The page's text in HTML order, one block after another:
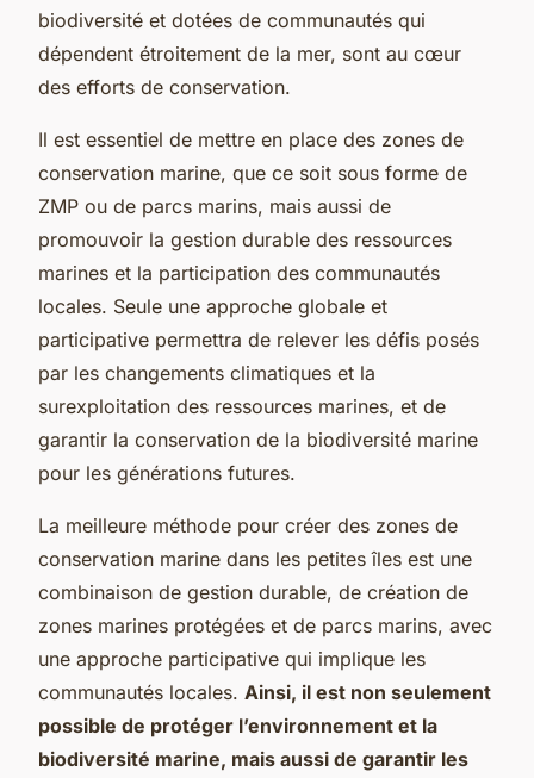
biodiversité et dotées de communautés qui
dépendent étroitement de la mer, sont au cœur
des efforts de conservation.
Il est essentiel de mettre en place des zones de
conservation marine, que ce soit sous forme de
ZMP ou de parcs marins, mais aussi de
promouvoir la gestion durable des ressources
marines et la participation des communautés
locales. Seule une approche globale et
participative permettra de relever les défis posés
par les changements climatiques et la
surexploitation des ressources marines, et de
garantir la conservation de la biodiversité marine
pour les générations futures.
La meilleure méthode pour créer des zones de
conservation marine dans les petites îles est une
combinaison de gestion durable, de création de
zones marines protégées et de parcs marins, avec
une approche participative qui implique les
communautés locales. Ainsi, il est non seulement
possible de protéger l’environnement et la
biodiversité marine, mais aussi de garantir les